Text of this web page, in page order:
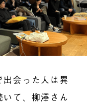
出会った人は異
て、柳澤さん